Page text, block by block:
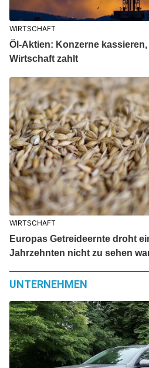
WIRTSCHAFT
Öl-Aktien: Konzerne
Wirtschaft zahlt
WIRTSCHAFT
Europas Getreideernte droht
Jahrzehnten nicht zu sehen
UNTERNEHMEN